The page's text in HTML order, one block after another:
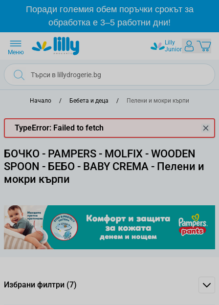
Прескачане към съдържанието
Поради големия обем поръчки срокът за
обработка е 3–5 работни дни!
Lilly
Junior
Меню
Начало / Бебета и деца / Пелени и мокри кърпи
TypeError: Failed to fetch
БОЧКО - PAMPERS - MOLFIX - WOODEN
SPOON - БЕБО - BABY CREMA - Пелени и
мокри кърпи
Избрани филтри (7)